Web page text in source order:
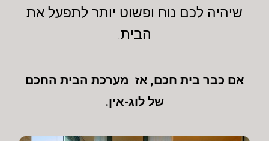
שיהיה לכם נוח ופשוט יותר לתפעל את
הבית.
אם כבר בית חכם, אז מערכת הבית החכם
של לוג-אין.